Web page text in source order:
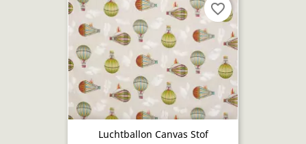
Luchtballon Canvas Stof
favorite_border